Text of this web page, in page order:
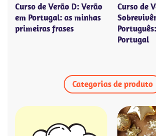
Curso de Verão D: Verão
em Portugal: as minhas
primeiras frases
Curso de
Portugal
Categorias de produto